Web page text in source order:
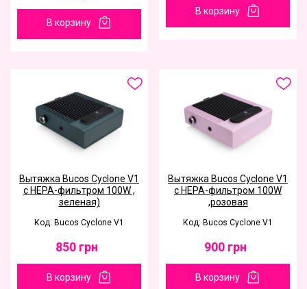
В корзину
В корзину
Вытяжка Bucos Cyclone V1
с НЕРА-фильтром 100W ,
зеленая)
Код: Bucos Cyclone V1
850 грн
В корзину
Вытяжка Bucos Cyclone V1
с НЕРА-фильтром 100W
,розовая
Код: Bucos Cyclone V1
900 грн
В корзину